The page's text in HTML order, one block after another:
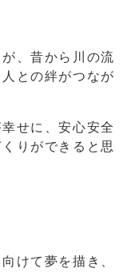
、昔から川の流
との絆がつなが
せに、安心安全
りができると思
けて夢を描き、